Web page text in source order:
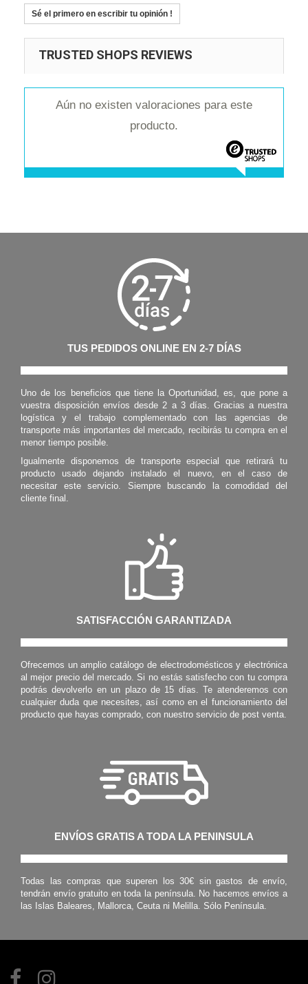
Sé el primero en escribir tu opinión !
TRUSTED SHOPS REVIEWS
Aún no existen valoraciones para este
producto.
TUS PEDIDOS ONLINE EN 2-7 DÍAS
Uno de los beneficios que tiene la Oportunidad, es, que pone a
vuestra disposición envíos desde 2 a 3 días. Gracias a nuestra
logística y el trabajo complementado con las agencias de
transporte más importantes del mercado, recibirás tu compra en el
menor tiempo posible.
Igualmente disponemos de transporte especial que retirará tu
producto usado dejando instalado el nuevo, en el caso de
necesitar este servicio. Siempre buscando la comodidad del
cliente final.
SATISFACCIÓN GARANTIZADA
Ofrecemos un amplio catálogo de electrodomésticos y electrónica
al mejor precio del mercado. Si no estás satisfecho con tu compra
podrás devolverlo en un plazo de 15 días. Te atenderemos con
cualquier duda que necesites, así como en el funcionamiento del
producto que hayas comprado, con nuestro servicio de post venta.
ENVÍOS GRATIS A TODA LA PENINSULA
Todas las compras que superen los 30€ sin gastos de envío,
tendrán envío gratuito en toda la península. No hacemos envíos a
las Islas Baleares, Mallorca, Ceuta ni Melilla. Sólo Península.